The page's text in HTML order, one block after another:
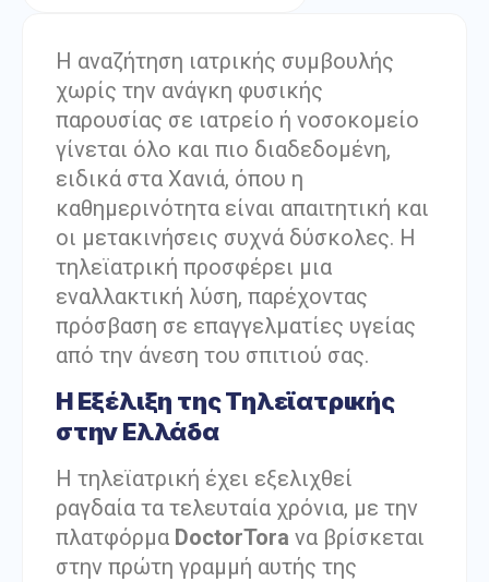
Η αναζήτηση ιατρικής συμβουλής
χωρίς την ανάγκη φυσικής
παρουσίας σε ιατρείο ή νοσοκομείο
γίνεται όλο και πιο διαδεδομένη,
ειδικά στα Χανιά, όπου η
καθημερινότητα είναι απαιτητική και
οι μετακινήσεις συχνά δύσκολες. Η
τηλεϊατρική προσφέρει μια
εναλλακτική λύση, παρέχοντας
πρόσβαση σε επαγγελματίες υγείας
από την άνεση του σπιτιού σας.
Η Εξέλιξη της Τηλεϊατρικής
στην Ελλάδα
Η τηλεϊατρική έχει εξελιχθεί
ραγδαία τα τελευταία χρόνια, με την
πλατφόρμα DoctorTora να βρίσκεται
στην πρώτη γραμμή αυτής της